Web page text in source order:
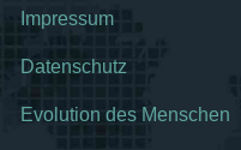
Impressum
Datenschutz
Evolution des Menschen